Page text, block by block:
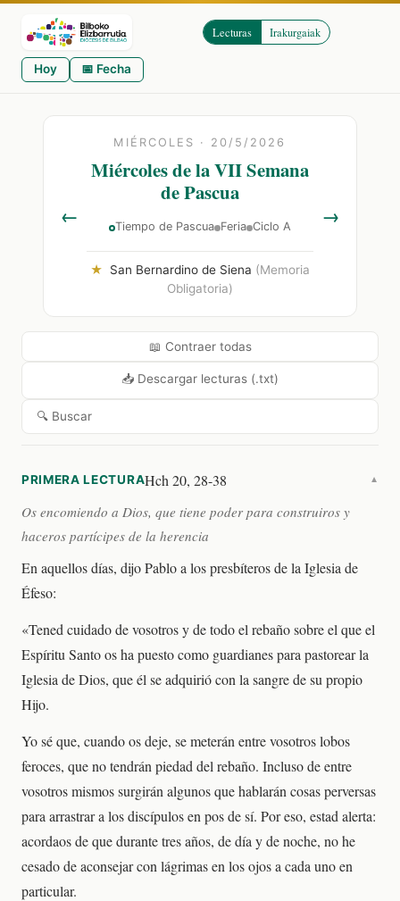
Lecturas Irakurgaiak
Hoy 📅 Fecha
← →
MIÉRCOLES · 20/5/2026
Miércoles de la VII Semana
de Pascua
Tiempo de Pascua Feria Ciclo A
★ San Bernardino de Siena (Memoria
Obligatoria)
📖 Contraer todas
📥 Descargar lecturas (.txt)
🔍 Buscar
PRIMERA LECTURAHch 20, 28-38 ▼
Os encomiendo a Dios, que tiene poder para construiros y
haceros partícipes de la herencia
En aquellos días, dijo Pablo a los presbíteros de la Iglesia de
Éfeso:
«Tened cuidado de vosotros y de todo el rebaño sobre el que el
Espíritu Santo os ha puesto como guardianes para pastorear la
Iglesia de Dios, que él se adquirió con la sangre de su propio
Hijo.
Yo sé que, cuando os deje, se meterán entre vosotros lobos
feroces, que no tendrán piedad del rebaño. Incluso de entre
vosotros mismos surgirán algunos que hablarán cosas perversas
para arrastrar a los discípulos en pos de sí. Por eso, estad alerta:
acordaos de que durante tres años, de día y de noche, no he
cesado de aconsejar con lágrimas en los ojos a cada uno en
particular.